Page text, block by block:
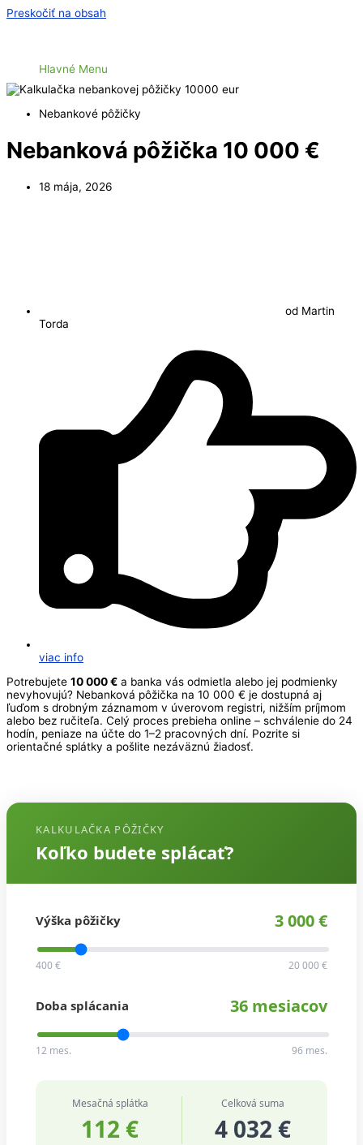
Preskočiť na obsah
Hlavné Menu
Nebankové pôžičky
Nebanková pôžička 10 000 €
18 mája, 2026
od Martin
Torda
viac info
Potrebujete 10 000 € a banka vás odmietla alebo jej podmienky
nevyhovujú? Nebanková pôžička na 10 000 € je dostupná aj
ľuďom s drobným záznamom v úverovom registri, nižším príjmom
alebo bez ručiteľa. Celý proces prebieha online – schválenie do 24
hodín, peniaze na účte do 1–2 pracovných dní. Pozrite si
orientačné splátky a pošlite nezáväznú žiadosť.
KALKULAČKA PÔŽIČKY
Koľko budete splácať?
Výška pôžičky 3 000 €
400 € 20 000 €
Doba splácania 36 mesiacov
12 mes. 96 mes.
Mesačná splátka
112 €
Celková suma
4 032 €